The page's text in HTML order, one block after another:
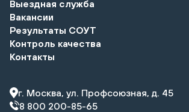
Выездная служба
Вакансии
Результаты СОУТ
Контроль качества
Контакты
г. Москва, ул. Профсоюзная, д. 45
8 800 200-85-65